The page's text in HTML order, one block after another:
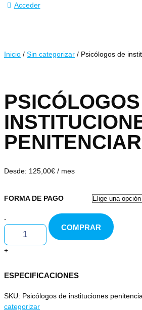
Acceder
Inicio / Sin categorizar / Psicólogos de
Desde: 125,00€ / mes
FORMA DE PAGO
-
+
COMPRAR
ESPECIFICACIONES
SKU: Psicólogos de instituciones
categorizar